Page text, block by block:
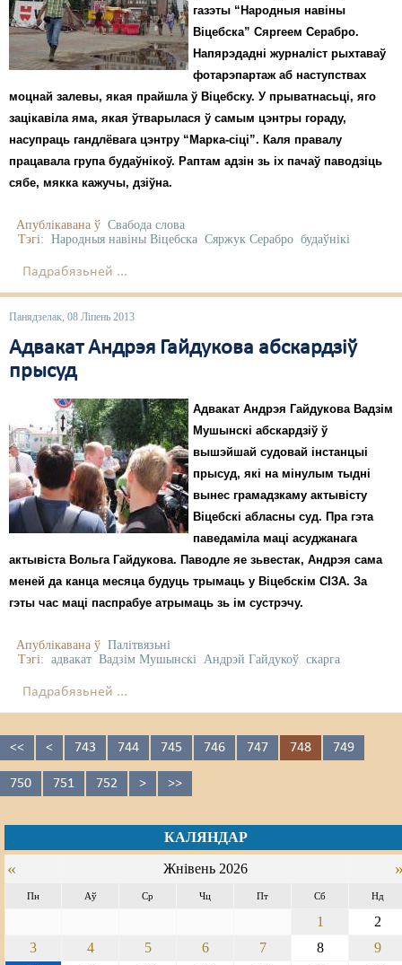
газэты “Народныя навіны
Віцебска” Сяргеем Серабро.
Напярэдадні журналіст рыхтаваў
фотарэпартаж аб наступствах
моцнай залевы, якая прайшла ў Віцебску. У прыватнасьці, яго
зацікавіла яма, якая ўтварылася ў самым цэнтры гораду,
насупраць гандлёвага цэнтру “Марка-сіці”. Каля правалу
працавала група будаўнікоў. Раптам адзін зь іх пачаў паводзіць
сябе, мякка кажучы, дзіўна.
Апублікавана ў Свабода слова
Тэгі: Народныя навіны Віцебска Сяржук Серабро будаўнікі
Падрабязьней ...
Панядзелак, 08 Ліпень 2013
Адвакат Андрэя Гайдукова абскардзіў
прысуд
Адвакат Андрэя Гайдукова Вадзім
Мушынскі абскардзіў ў
вышэйшай судовай інстанцыі
прысуд, які на мінулым тыдні
вынес грамадзкаму актывісту
Віцебскі абласны суд. Пра гэта
паведаміла маці асуджанага
актывіста Вольга Гайдукова. Паводле яе зьвестак, Андрэя сама
меней да канца месяца будуць трымаць у Віцебскім СІЗА. За
гэты час маці паспрабуе атрымаць зь ім сустрэчу.
Апублікавана ў Палітвязьні
Тэгі: адвакат Вадзім Мушынскі Андрэй Гайдукоў скарга
Падрабязьней ...
<< < 743 744 745 746 747 748 749
750 751 752 > >>
КАЛЯНДАР
« Жнівень 2026
Пн Аў Ср Чц Пт Сб Нд
1
2
3
4 5 6 7 8
9